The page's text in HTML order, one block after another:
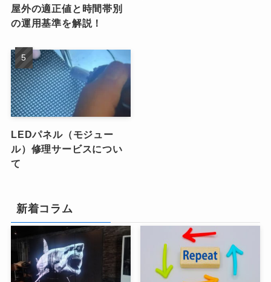
屋外の適正値と時間帯別
の運用基準を解説！
LEDパネル（モジュー
ル）修理サービスについ
て
新着コラム